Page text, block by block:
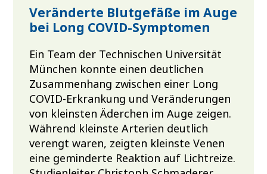
Veränderte Blutgefäße im Auge
bei Long COVID-Symptomen
Ein Team der Technischen Universität
München konnte einen deutlichen
Zusammenhang zwischen einer Long
COVID-Erkrankung und Veränderungen
von kleinsten Äderchen im Auge zeigen.
Während kleinste Arterien deutlich
verengt waren, zeigten kleinste Venen
eine geminderte Reaktion auf Lichtreize.